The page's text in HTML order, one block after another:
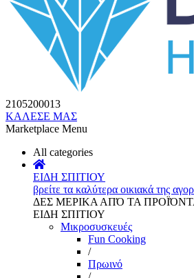
2105200013
ΚΑΛΕΣΕ ΜΑΣ
Marketplace Menu
All categories
ΕΙΔΗ ΣΠΙΤΙΟΥ
βρείτε τα καλύτερα οικιακά της
ΔΕΣ ΜΕΡΙΚΑ ΑΠΌ ΤΑ
ΕΙΔΗ ΣΠΙΤΙΟΥ
Μικροσυσκευές
Fun Cooking
/
Πρωινό